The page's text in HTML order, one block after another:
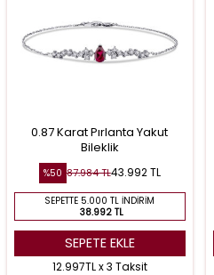
0.87 Karat Pırlanta Yakut
Bileklik
%50 87.984TL43.992TL
SEPETTE 5.000 TL İNDIRIM
38.992 TL
SEPETE EKLE
12.997TL x 3 Taksit